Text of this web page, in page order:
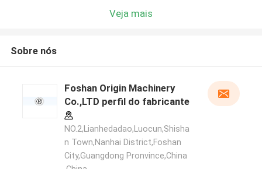
Veja mais
Sobre nós
Foshan Origin Machinery
Co.,LTD perfil do fabricante
NO.2,Lianhedadao,Luocun,Shisha
n Town,Nanhai District,Foshan
City,Guangdong Pronvince,China